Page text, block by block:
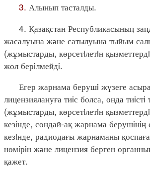
3. Алынып тасталды.
4. Қазақстан Республикасының
жасалуына және сатылуына тыйым
(жұмыстарды, көрсетiлетiн
жол берiлмейдi.
Егер жарнама берушi жүзеге
лицензиялануға тиiс болса, онда тиiстi
(жұмыстарды, көрсетiлетiн
кезiнде, сондай-ақ жарнама берушiнiң
кезiнде, радиодағы жарнаманы
нөмiрiн және лицензия берген
қажет.